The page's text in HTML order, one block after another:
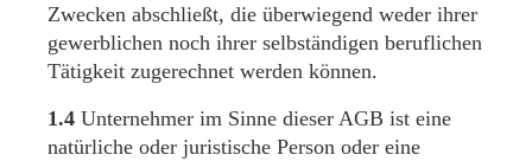
Zwecken abschließt, die überwiegend weder ihrer
gewerblichen noch ihrer selbständigen beruflichen
Tätigkeit zugerechnet werden können.
1.4 Unternehmer im Sinne dieser AGB ist eine
natürliche oder juristische Person oder eine